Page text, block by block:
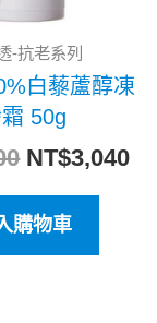
-抗老系列
白藜蘆醇凍
50g
NT$3,040
購物車